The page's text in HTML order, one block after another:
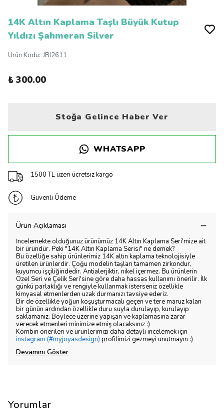
14K Altın Kaplama Taşlı Büyük Kutup
Yıldızı Şahmeran Silver
Ürün Kodu: JBI2611
₺ 300.00
Stoğa Gelince Haber Ver
WHATSAPP
1500 TL üzeri ücretsiz kargo
Güvenli Ödeme
Ürün Açıklaması
İncelemekte olduğunuz ürünümüz 14K Altın Kaplama Seri'mize ait
bir üründür. Peki "14K Altın Kaplama Serisi" ne demek?
Bu özelliğe sahip ürünlerimiz 14K altın kaplama teknolojisiyle
üretilen ürünlerdir. Çoğu modelin taşları tamamen zirkondur,
kuyumcu işçiliğindedir. Antialerjiktir, nikel içermez. Bu ürünlerin
Özel Seri ve Çelik Seri'sine göre daha hassas kullanımı önerilir. İlk
günkü parlaklığı ve rengiyle kullanmak isterseniz özellikle
kimyasal etmenlerden uzak durmanızı tavsiye ederiz.
Bir de özellikle yoğun koşuşturmacalı geçen ve tere maruz kalan
bir günün ardından özellikle duru suyla durulayıp, kurulayıp
saklamanız. Böylece üzerine yapışan ve kaplamasına zarar
verecek etmenleri minimize etmiş olacaksınız :)
Kombin önerileri ve ürünlerimizi daha detaylı incelemek için
instagram (#myjoyasdesign) profilimizi gezmeyi unutmayın :)
Devamını Göster
Yorumlar